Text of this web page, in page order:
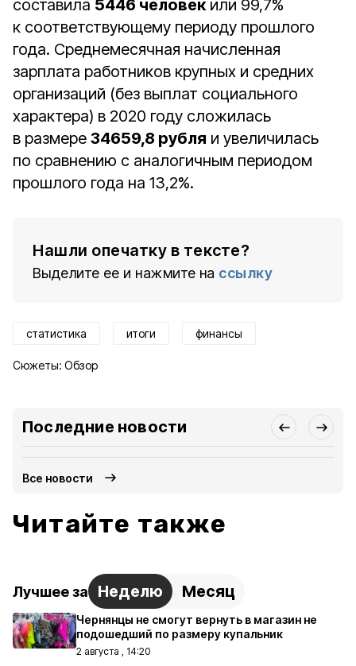
составила 5446 человекили 99,7%
к соответствующему периоду прошлого
года. Среднемесячная начисленная
зарплата работников крупных и средних
организаций (без выплат социального
характера) в 2020 году сложилась
в размере 34659,8 рубля и увеличилась
по сравнению с аналогичным периодом
прошлого года на 13,2%.
Нашли опечатку в тексте?
Выделите ее и нажмите на ссылку
статистика итоги финансы
Сюжеты: Обзор
Последние новости
Все новости
Читайте также
Лучшее за Неделю Месяц
Чернянцы не смогут вернуть в магазин не
подошедший по размеру купальник
2 августа , 14:20